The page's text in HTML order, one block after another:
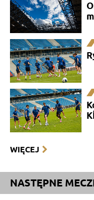
WIĘCEJ
NASTĘPNE